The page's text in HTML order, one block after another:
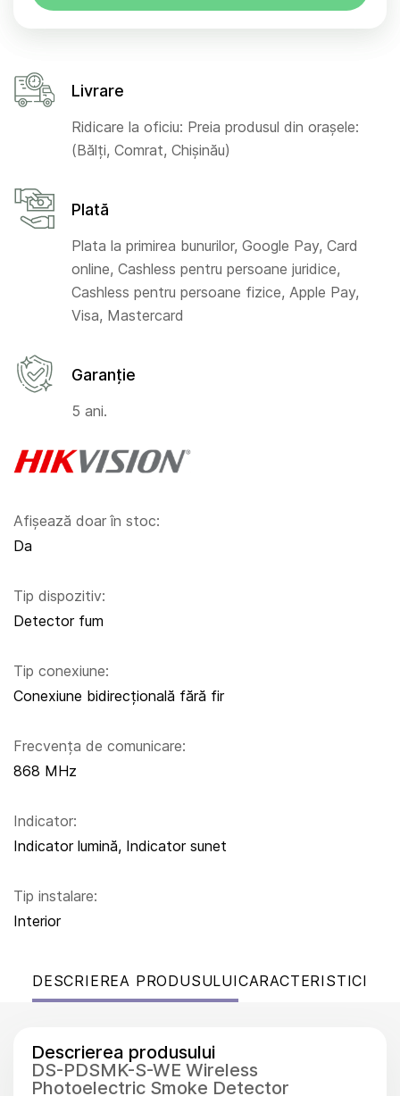
Afișează doar în stoc:
Da
Tip dispozitiv:
Detector fum
Tip conexiune:
Conexiune bidirecțională fără fir
Frecvența de comunicare:
868 MHz
Indicator:
Indicator lumină, Indicator sunet
Tip instalare:
Interior
Livrare
Ridicare la oficiu: Preia produsul din orașele:
(Bălți, Comrat, Chișinău)
Plată
Plata la primirea bunurilor, Google Pay, Card
online, Cashless pentru persoane juridice,
Cashless pentru persoane fizice, Apple Pay,
Visa, Mastercard
Garanție
5 ani.
DESCRIEREA PRODUSULUICARACTERISTICI
Descrierea produsului
DS-PDSMK-S-WE Wireless
Photoelectric Smoke Detector